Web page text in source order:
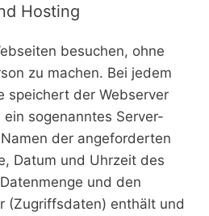
Hosting
besuchen, ohne
zu machen. Bei jedem
speichert der Webserver
sogenanntes Server-
der angeforderten
Datum und Uhrzeit des
und den
(Zugriffsdaten) enthält und